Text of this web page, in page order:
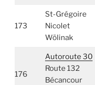
173
St-Grégoire
Nicolet
Wölinak
176
Autoroute 30
Route 132
Bécancour